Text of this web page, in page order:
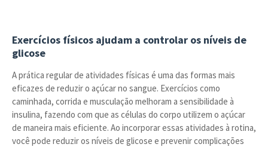
Exercícios físicos ajudam a controlar os níveis de
glicose
A prática regular de atividades físicas é uma das formas mais
eficazes de reduzir o açúcar no sangue. Exercícios como
caminhada, corrida e musculação melhoram a sensibilidade à
insulina, fazendo com que as células do corpo utilizem o açúcar
de maneira mais eficiente. Ao incorporar essas atividades à rotina,
você pode reduzir os níveis de glicose e prevenir complicações